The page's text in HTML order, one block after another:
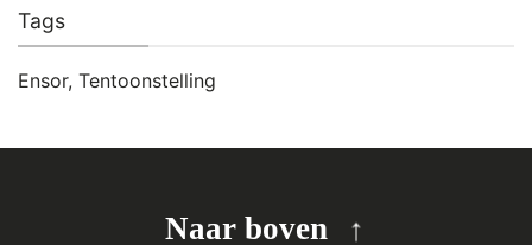
Tags
Ensor, Tentoonstelling
Naar boven